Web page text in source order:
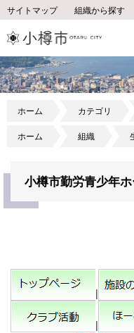
サイトマップ 組織から探す
ホーム カテゴリ
ホーム 組織
小樽市勤労青少年
|
|